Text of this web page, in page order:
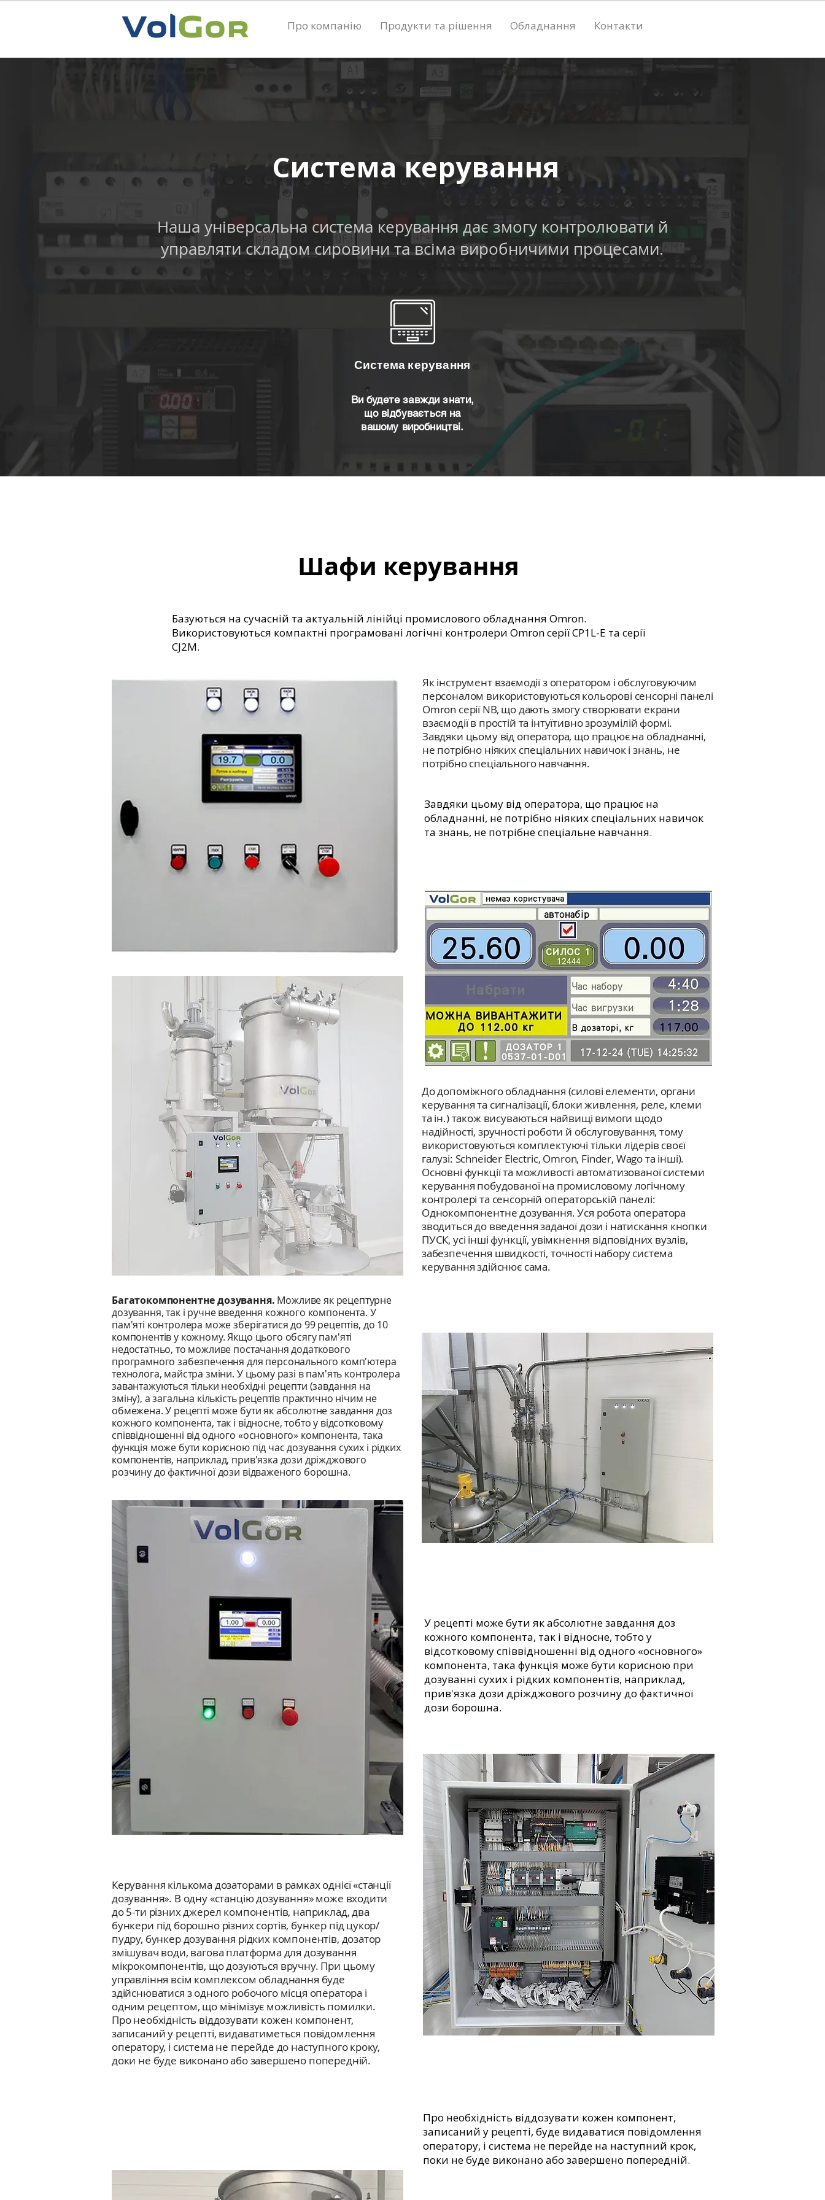
Про компанію Продукти та рішення Обладнання Контакти
Система керування
Наша універсальна система керування дає змогу контролювати й
управляти складом сировини та всіма виробничими процесами.
Система керування
Ви будете завжди знати,
що відбувається на
вашому виробництві.
Шафи керування
Базуються на сучасній та актуальній лінійці промислового обладнання Omron.
Використовуються компактні програмовані логічні контролери Omron серії CP1L-E та серії
CJ2M.
Як інструмент взаємодії з оператором і обслуговуючим
персоналом використовуються кольорові сенсорні панелі
Omron серії NB, що дають змогу створювати екрани
взаємодії в простій та інтуїтивно зрозумілій формі.
Завдяки цьому від оператора, що працює на обладнанні,
не потрібно ніяких спеціальних навичок і знань, не
потрібно спеціального навчання.
Завдяки цьому від оператора, що працює на
обладнанні, не потрібно ніяких спеціальних навичок
та знань, не потрібне спеціальне навчання.
До допоміжного обладнання (силові елементи, органи
керування та сигналізації, блоки живлення, реле, клеми
та ін.) також висуваються найвищі вимоги щодо
надійності, зручності роботи й обслуговування, тому
використовуються комплектуючі тільки лідерів своєї
галузі: Schneider Electric, Omron, Finder, Wago та інші).
Основні функції та можливості автоматизованої системи
керування побудованої на промисловому логічному
контролері та сенсорній операторській панелі:
Однокомпонентне дозування. Уся робота оператора
зводиться до введення заданої дози і натискання кнопки
ПУСК, усі інші функції, увімкнення відповідних вузлів,
забезпечення швидкості, точності набору система
керування здійснює сама.
Багатокомпонентне дозування. Можливе як рецептурне
дозування, так і ручне введення кожного компонента. У
пам'яті контролера може зберігатися до 99 рецептів, до 10
компонентів у кожному. Якщо цього обсягу пам'яті
недостатньо, то можливе постачання додаткового
програмного забезпечення для персонального комп'ютера
технолога, майстра зміни. У цьому разі в пам'ять контролера
завантажуються тільки необхідні рецепти (завдання на
зміну), а загальна кількість рецептів практично нічим не
обмежена. У рецепті може бути як абсолютне завдання доз
кожного компонента, так і відносне, тобто у відсотковому
співвідношенні від одного «основного» компонента, така
функція може бути корисною під час дозування сухих і рідких
компонентів, наприклад, прив'язка дози дріжджового
розчину до фактичної дози відваженого борошна.
Керування кількома дозаторами в рамках однієї «станції
дозування». В одну «станцію дозування» може входити
до 5-ти різних джерел компонентів, наприклад, два
бункери під борошно різних сортів, бункер під цукор/
пудру, бункер дозування рідких компонентів, дозатор
змішувач води, вагова платформа для дозування
мікрокомпонентів, що дозуються вручну. При цьому
управління всім комплексом обладнання буде
здійснюватися з одного робочого місця оператора і
одним рецептом, що мінімізує можливість помилки.
Про необхідність віддозувати кожен компонент,
записаний у рецепті, видаватиметься повідомлення
оператору, і система не перейде до наступного кроку,
доки не буде виконано або завершено попередній.
У рецепті може бути як абсолютне завдання доз
кожного компонента, так і відносне, тобто у
відсотковому співвідношенні від одного «основного»
компонента, така функція може бути корисною при
дозуванні сухих і рідких компонентів, наприклад,
прив'язка дози дріжджового розчину до фактичної
дози борошна.
Про необхідність віддозувати кожен компонент,
записаний у рецепті, буде видаватися повідомлення
оператору, і система не перейде на наступний крок,
поки не буде виконано або завершено попередній.